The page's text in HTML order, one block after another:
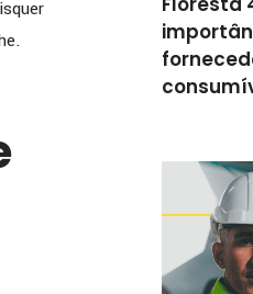
estratégica